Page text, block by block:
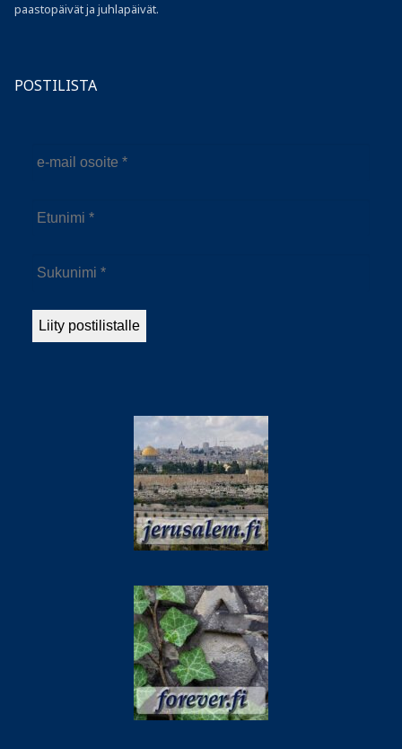
paastopäivät ja juhlapäivät.
POSTILISTA